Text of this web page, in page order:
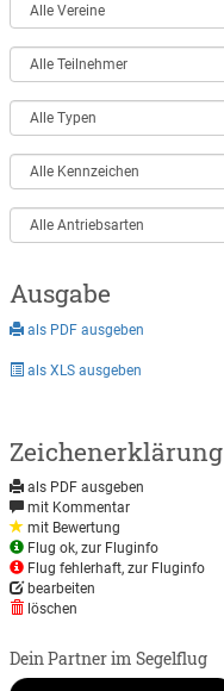
Ausgabe
als PDF ausgeben
als XLS ausgeben
Zeichenerklärung
als PDF ausgeben
mit Kommentar
mit Bewertung
Flug ok, zur Fluginfo
Flug fehlerhaft, zur Fluginfo
bearbeiten
löschen
Dein Partner im Segelflug